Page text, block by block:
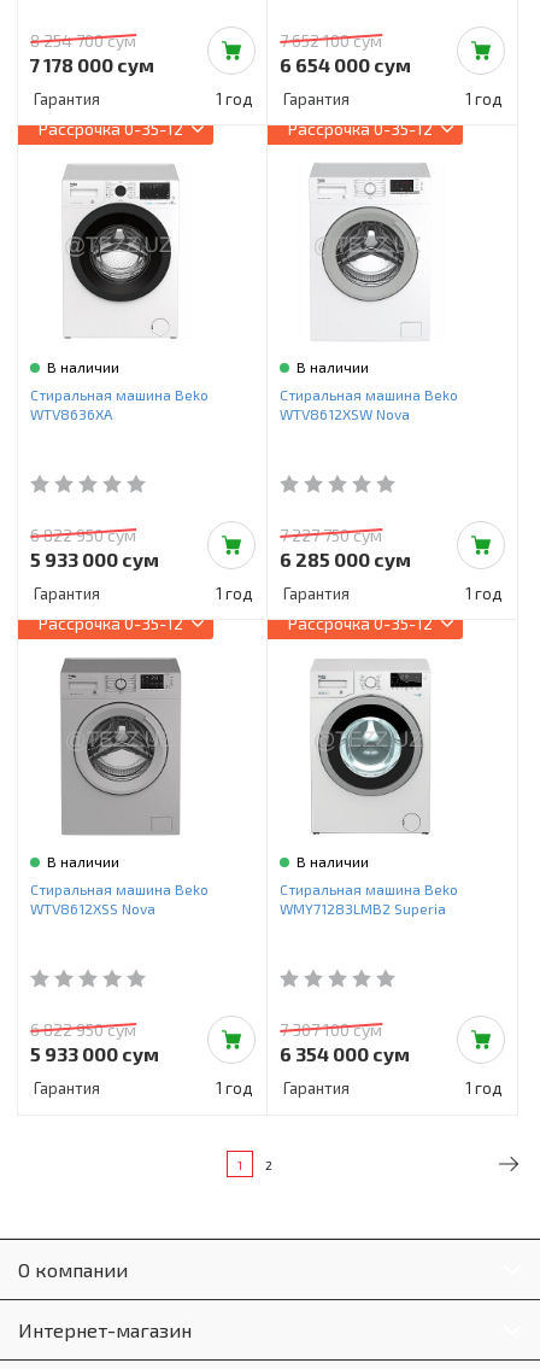
8 254 700 сум
7 178 000 сум
Гарантия 1 год
7 652 100 сум
6 654 000 сум
Гарантия 1 год
Рассрочка0-35-12
В наличии
Стиральная машина Beko
WTV8636XA
6 822 950 сум
5 933 000 сум
Гарантия 1 год
Рассрочка0-35-12
В наличии
Стиральная машина Beko
WTV8612XSW Nova
7 227 750 сум
6 285 000 сум
Гарантия 1 год
Рассрочка0-35-12
В наличии
Стиральная машина Beko
WTV8612XSS Nova
6 822 950 сум
5 933 000 сум
Гарантия 1 год
Рассрочка0-35-12
В наличии
Стиральная машина Beko
WMY71283LMB2 Superia
7 307 100 сум
6 354 000 сум
Гарантия 1 год
1 2
О компании
Интернет-магазин